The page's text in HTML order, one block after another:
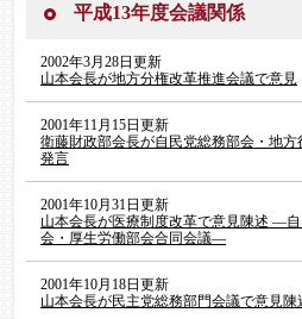
平成13年度会議関係
2002年3月28日更新
山本会長が地方分権改革推進会議で意見
2001年11月15日更新
衛藤財政部会長が自民党総務部会・地
発言
2001年10月31日更新
山本会長が医療制度改革で意見陳述 ―
会・厚生労働部会合同会議―
2001年10月18日更新
山本会長が民主党総務部門会議で意見陳